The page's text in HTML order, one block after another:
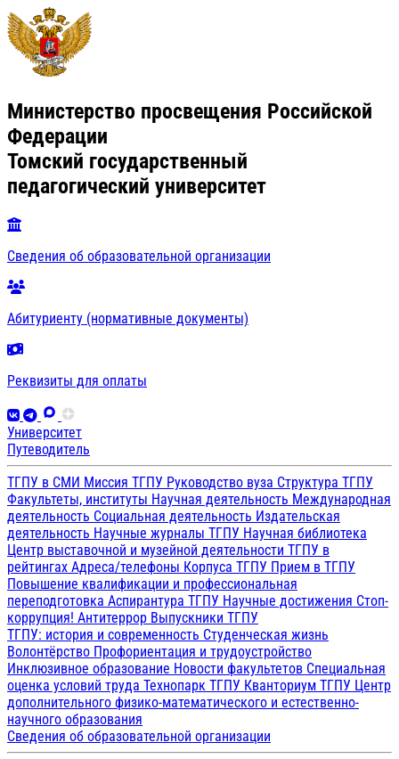
Министерство просвещения Российской
Федерации
Томский государственный
педагогический университет
Сведения об образовательной организации
Абитуриенту (нормативные документы)
Реквизиты для оплаты
Университет
Путеводитель
ТГПУ в СМИ Миссия ТГПУ Руководство вуза Структура ТГПУ
Факультеты, институты Научная деятельность Международная
деятельность Социальная деятельность Издательская
деятельность Научные журналы ТГПУ Научная библиотека
Центр выставочной и музейной деятельности ТГПУ в
рейтингах Адреса/телефоны Корпуса ТГПУ Прием в ТГПУ
Повышение квалификации и профессиональная
переподготовка Аспирантура ТГПУ Научные достижения Стоп-
коррупция! Антитеррор Выпускники ТГПУ
ТГПУ: история и современность Студенческая жизнь
Волонтёрство Профориентация и трудоустройство
Инклюзивное образование Новости факультетов Специальная
оценка условий труда Технопарк ТГПУ Кванториум ТГПУ Центр
дополнительного физико-математического и естественно-
научного образования
Сведения об образовательной организации